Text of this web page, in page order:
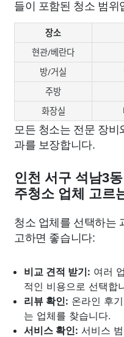
들이 포함된 청소 범위
장소
현관/베란다
방/거실
주방
화장실
모든 청소는 전문 장
과를 보장합니다.
인천 서구 석남3
주청소 업체 고르
청소 업체를 선택하는
고하면 좋습니다:
비교 견적 받기: 여러
적인 비용으로 선택합
리뷰 확인: 온라인 후
는 업체를 찾습니다.
서비스 확인: 서비스